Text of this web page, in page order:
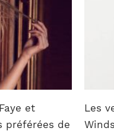
et
préférées de
Les